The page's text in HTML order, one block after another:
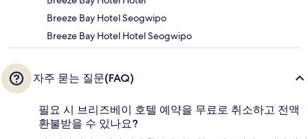
Breeze Bay Hotel Seogwipo
Breeze Bay Hotel Hotel Seogwipo
자주 묻는 질문(FAQ)
필요 시 브리즈베이 호텔 예약을 무료로 취소하고 전액
환불받을 수 있나요?